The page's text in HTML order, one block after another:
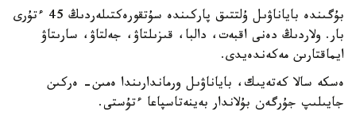
بۇگىندە باياناۋىل ۇلتتىق پاركىندە سۇتقورەكتىلەردىڭ 45 ءتۇرى
بار. ولاردىڭ دەنى اقبەت، دالبا، قىزىلتاۋ، جەلتاۋ، سارىتاۋ
ايماقتارىن مەكەندەيدى.
ەسكە سالا كەتەيىك، باياناۋىل ورماندارىندا ەمىن- ەركىن
جايىلىپ جۇرگەن بۇلاندار بەينەتاسپاعا ءتۇستى.